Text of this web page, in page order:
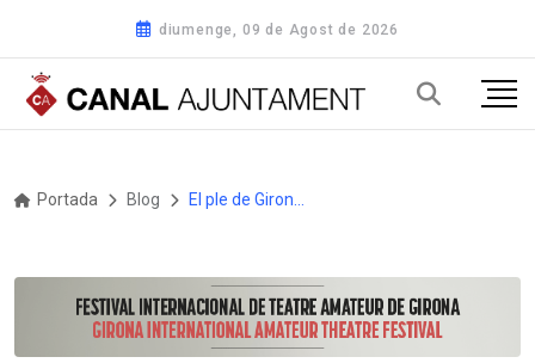
diumenge, 09 de Agost de 2026
Portada Blog